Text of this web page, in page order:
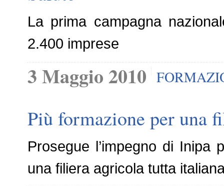
La prima campagna
2.400 imprese
3 Maggio 2010
Più formazione per una
Prosegue l’impegno di
una filiera agricola tutta